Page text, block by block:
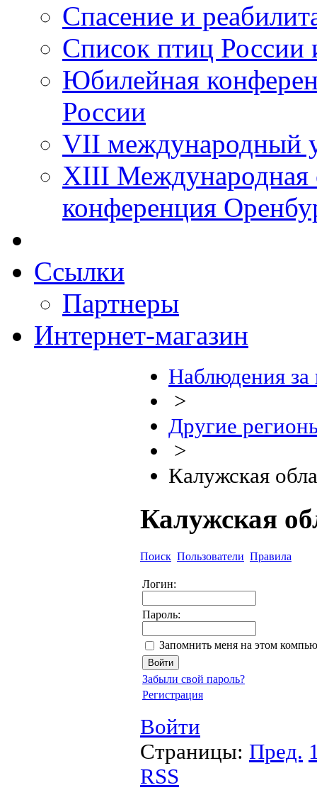
Спасение и
Список птиц России
Юбилейная
России
VII международный
XIII Международная
конференция
Ссылки
Партнеры
Интернет-магазин
Наблюдения
>
Другие
>
Калужская
Калужская
Поиск Пользователи Правила
Логин:
Пароль:
Запомнить меня на этом
Забыли свой пароль?
Регистрация
Войти
Страницы: Пред.
RSS